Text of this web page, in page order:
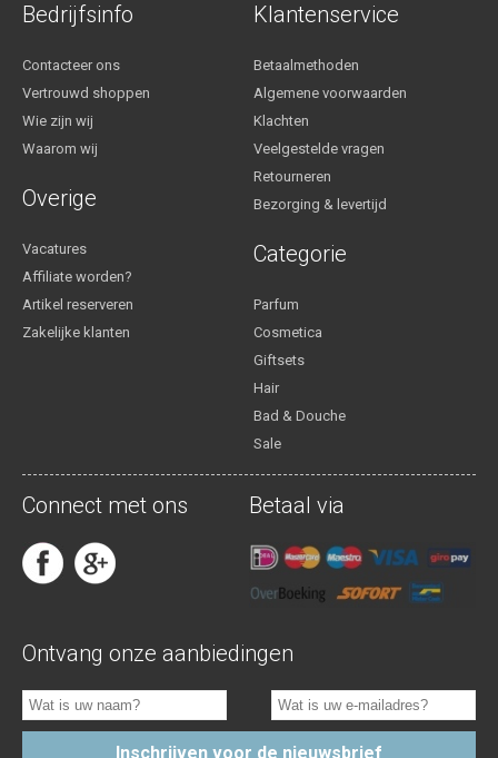
Bedrijfsinfo
Contacteer ons
Vertrouwd shoppen
Wie zijn wij
Waarom wij
Klantenservice
Betaalmethoden
Algemene voorwaarden
Klachten
Veelgestelde vragen
Retourneren
Bezorging & levertijd
Overige
Vacatures
Affiliate worden?
Artikel reserveren
Zakelijke klanten
Categorie
Parfum
Cosmetica
Giftsets
Hair
Bad & Douche
Sale
Connect met ons Betaal via
Ontvang onze aanbiedingen